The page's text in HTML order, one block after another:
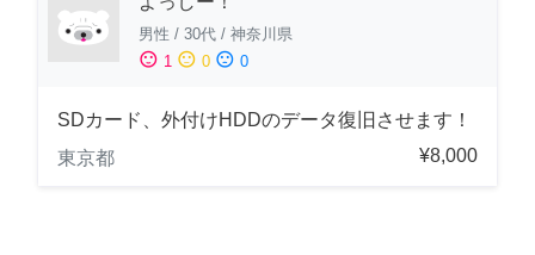
男性 / 30代 / 神奈川県
sentiment_satisfied 1 sentiment_neutral 0 sentiment_dissatisfied 0
SDカード、外付けHDDのデータ復旧させます！
東京都
¥8,000